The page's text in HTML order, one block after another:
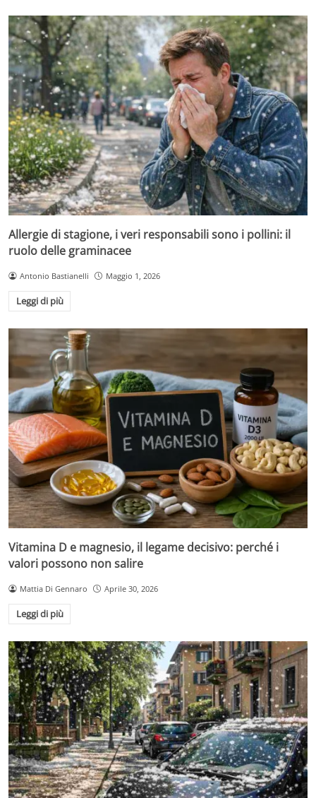
Allergie di stagione, i veri responsabili sono i pollini: il
ruolo delle graminacee
Antonio Bastianelli Maggio 1, 2026
Leggi di più
Vitamina D e magnesio, il legame decisivo: perché i
valori possono non salire
Mattia Di Gennaro Aprile 30, 2026
Leggi di più